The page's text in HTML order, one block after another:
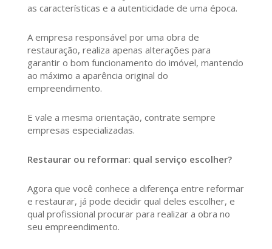
as características e a autenticidade de uma época.
A empresa responsável por uma obra de
restauração, realiza apenas alterações para
garantir o bom funcionamento do imóvel, mantendo
ao máximo a aparência original do
empreendimento.
E vale a mesma orientação, contrate sempre
empresas especializadas.
Restaurar ou reformar: qual serviço escolher?
Agora que você conhece a diferença entre reformar
e restaurar, já pode decidir qual deles escolher, e
qual profissional procurar para realizar a obra no
seu empreendimento.